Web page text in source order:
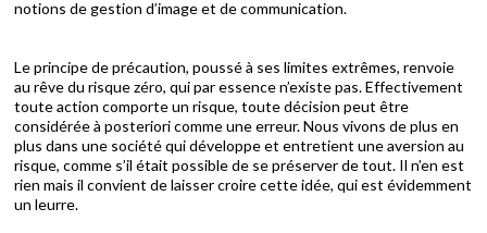
notions de gestion d’image et de communication.
Le principe de précaution, poussé à ses limites extrêmes, renvoie
au rêve du risque zéro, qui par essence n’existe pas. Effectivement
toute action comporte un risque, toute décision peut être
considérée à posteriori comme une erreur. Nous vivons de plus en
plus dans une société qui développe et entretient une aversion au
risque, comme s’il était possible de se préserver de tout. Il n’en est
rien mais il convient de laisser croire cette idée, qui est évidemment
un leurre.